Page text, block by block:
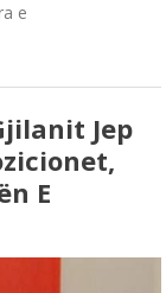
e
Jep
E